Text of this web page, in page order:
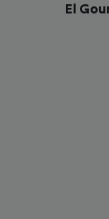
El